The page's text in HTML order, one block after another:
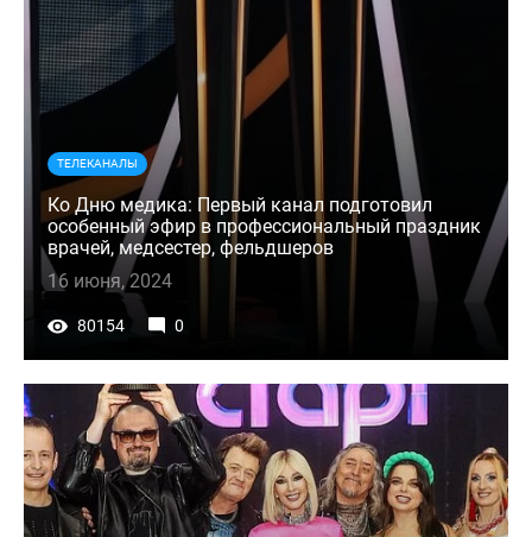
ТЕЛЕКАНАЛЫ
Ко Дню медика: Первый канал подготовил
особенный эфир в профессиональный праздник
врачей, медсестер, фельдшеров
16 июня, 2024
80154 0